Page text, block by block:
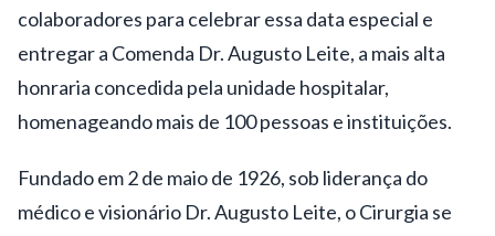
colaboradores para celebrar essa data especial e
entregar a Comenda Dr. Augusto Leite, a mais alta
honraria concedida pela unidade hospitalar,
homenageando mais de 100 pessoas e instituições.
Fundado em 2 de maio de 1926, sob liderança do
médico e visionário Dr. Augusto Leite, o Cirurgia se